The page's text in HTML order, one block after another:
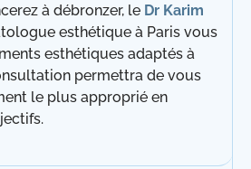
à débronzer, le Dr Karim
esthétique à Paris vous
esthétiques adaptés à
permettra de vous
le plus approprié en